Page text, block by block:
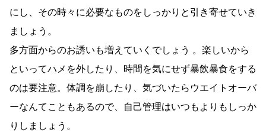
にし、その時々に必要なものをしっかりと引き寄せていき
ましょう。
多方面からのお誘いも増えていくでしょう 。楽しいから
といってハメを外したり、時間を気にせず暴飲暴食をする
のは要注意。体調を崩したり、気づいたらウエイトオーバ
ーなんてこともあるので、自己管理はいつもよりもしっか
りしましょう。